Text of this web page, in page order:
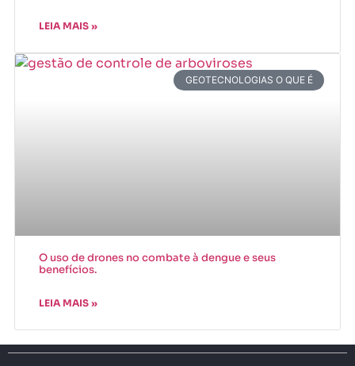
LEIA MAIS »
GEOTECNOLOGIAS O QUE É
O uso de drones no combate à dengue e seus
benefícios.
LEIA MAIS »